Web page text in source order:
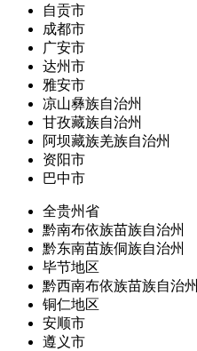
自贡市
成都市
广安市
达州市
雅安市
凉山彝族自治州
甘孜藏族自治州
阿坝藏族羌族自治州
资阳市
巴中市
全贵州省
黔南布依族苗族自治州
黔东南苗族侗族自治州
毕节地区
黔西南布依族苗族自治州
铜仁地区
安顺市
遵义市